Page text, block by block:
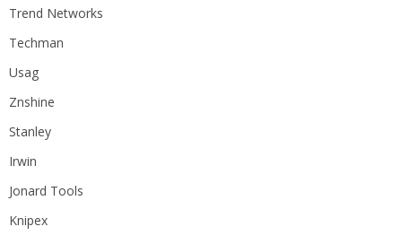
Trend Networks
Techman
Usag
Znshine
Stanley
Irwin
Jonard Tools
Knipex